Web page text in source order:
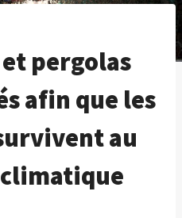
pergolas
afin que les
au